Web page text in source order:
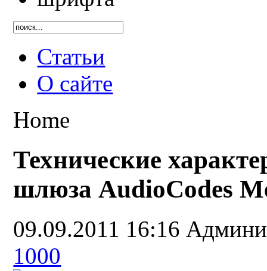
Статьи
О сайте
Home
Технические
шлюза AudioCodes
09.09.2011 16:16
1000